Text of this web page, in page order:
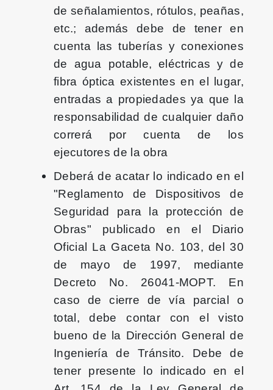
de señalamientos, rótulos, peañas,
etc.; además debe de tener en
cuenta las tuberías y conexiones
de agua potable, eléctricas y de
fibra óptica existentes en el lugar,
entradas a propiedades ya que la
responsabilidad de cualquier daño
correrá por cuenta de los
ejecutores de la obra
Deberá de acatar lo indicado en el
"Reglamento de Dispositivos de
Seguridad para la protección de
Obras" publicado en el Diario
Oficial La Gaceta No. 103, del 30
de mayo de 1997, mediante
Decreto No. 26041-MOPT. En
caso de cierre de vía parcial o
total, debe contar con el visto
bueno de la Dirección General de
Ingeniería de Tránsito. Debe de
tener presente lo indicado en el